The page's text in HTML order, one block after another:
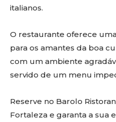
italianos.
O restaurante oferece
para os amantes da boa
com um ambiente
servido de um menu
Reserve no Barolo
Fortaleza e garanta a sua